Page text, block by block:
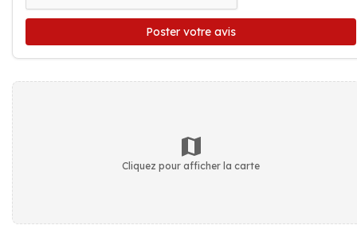
Poster votre avis
Cliquez pour afficher la carte